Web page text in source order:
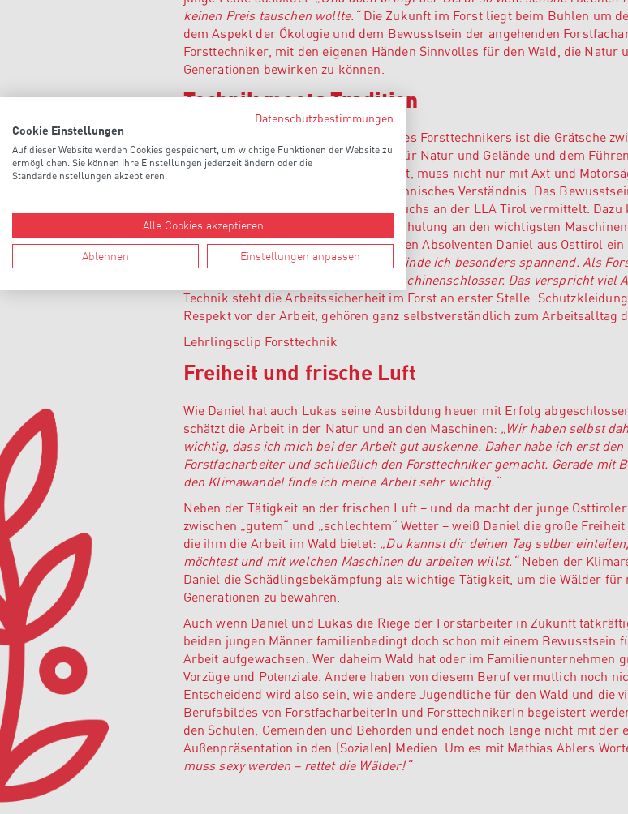
keinen Preis tauschen wollte.“Die Zukunft im Forst liegt beim Buhlen um
dem Aspekt der Ökologie und dem Bewusstsein der angehenden
Forsttechniker, mit den eigenen Händen Sinnvolles für den Wald, die Natur
Generationen bewirken zu können.
Technik meets Tradition
Eine Besonderheit des Berufsbildes des Forsttechnikers ist die Grätsche
Arbeitsweise sowie dem Verständnis für Natur und Gelände und dem
Maschinen. Wer heute im Wald arbeitet, muss nicht nur mit Axt und
sondern braucht ein umfassendes technisches Verständnis. Das
des Klimamanagers wird dem Nachwuchs an der LLA Tirol vermittelt.
technisches Verständnis und die Einschulung an den wichtigsten
vertieft werden. Hierin liegt auch für den Absolventen Daniel aus Osttirol ein
Bedienen und Warten der Maschinen finde ich besonders spannend. Als
auch Elektriker, Mechaniker oder Maschinenschlosser. Das verspricht viel
Technik steht die Arbeitssicherheit im Forst an erster Stelle:
Respekt vor der Arbeit, gehören ganz selbstverständlich zum Arbeitsalltag
Lehrlingsclip Forsttechnik
Freiheit und frische Luft
Wie Daniel hat auch Lukas seine Ausbildung heuer mit Erfolg
schätzt die Arbeit in der Natur und an den Maschinen: „Wir haben selbst
wichtig, dass ich mich bei der Arbeit gut auskenne. Daher habe ich erst
Forstfacharbeiter und schließlich den Forsttechniker gemacht. Gerade mit
den Klimawandel finde ich meine Arbeit sehr wichtig.“
Neben der Tätigkeit an der frischen Luft – und da macht der junge
zwischen „gutem“ und „schlechtem“ Wetter – weiß Daniel die große Freiheit
die ihm die Arbeit im Wald bietet: „Du kannst dir deinen Tag selber
möchtest und mit welchen Maschinen du arbeiten willst.“Neben der
Daniel die Schädlingsbekämpfung als wichtige Tätigkeit, um die Wälder für
Generationen zu bewahren.
Auch wenn Daniel und Lukas die Riege der Forstarbeiter in Zukunft
beiden jungen Männer familienbedingt doch schon mit einem Bewusstsein
Arbeit aufgewachsen. Wer daheim Wald hat oder im Familienunternehmen
Vorzüge und Potenziale. Andere haben von diesem Beruf vermutlich noch
Entscheidend wird also sein, wie andere Jugendliche für den Wald und die
Berufsbildes von ForstfacharbeiterIn und ForsttechnikerIn begeistert
den Schulen, Gemeinden und Behörden und endet noch lange nicht mit der
Außenpräsentation in den (Sozialen) Medien. Um es mit Mathias Ablers
muss sexy werden – rettet die Wälder!“
Datenschutzbestimmungen
Cookie Einstellungen
Auf dieser Website werden Cookies gespeichert, um wichtige Funktionen der Website zu
ermöglichen. Sie können Ihre Einstellungen jederzeit ändern oder die
Standardeinstellungen akzeptieren.
Alle Cookies akzeptieren
Ablehnen Einstellungen anpassen